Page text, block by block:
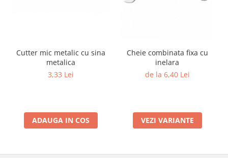
Cutter mic metalic cu sina
metalica
3,33 Lei
ADAUGA IN COS
Cheie combinata fixa cu
inelara
de la 6,40 Lei
VEZI VARIANTE